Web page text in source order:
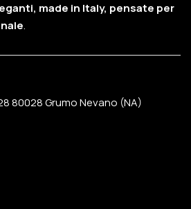
made in Italy, pensate per
.
80028 Grumo Nevano (NA)